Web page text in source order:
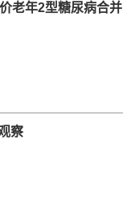
老年2型糖尿病合并
察